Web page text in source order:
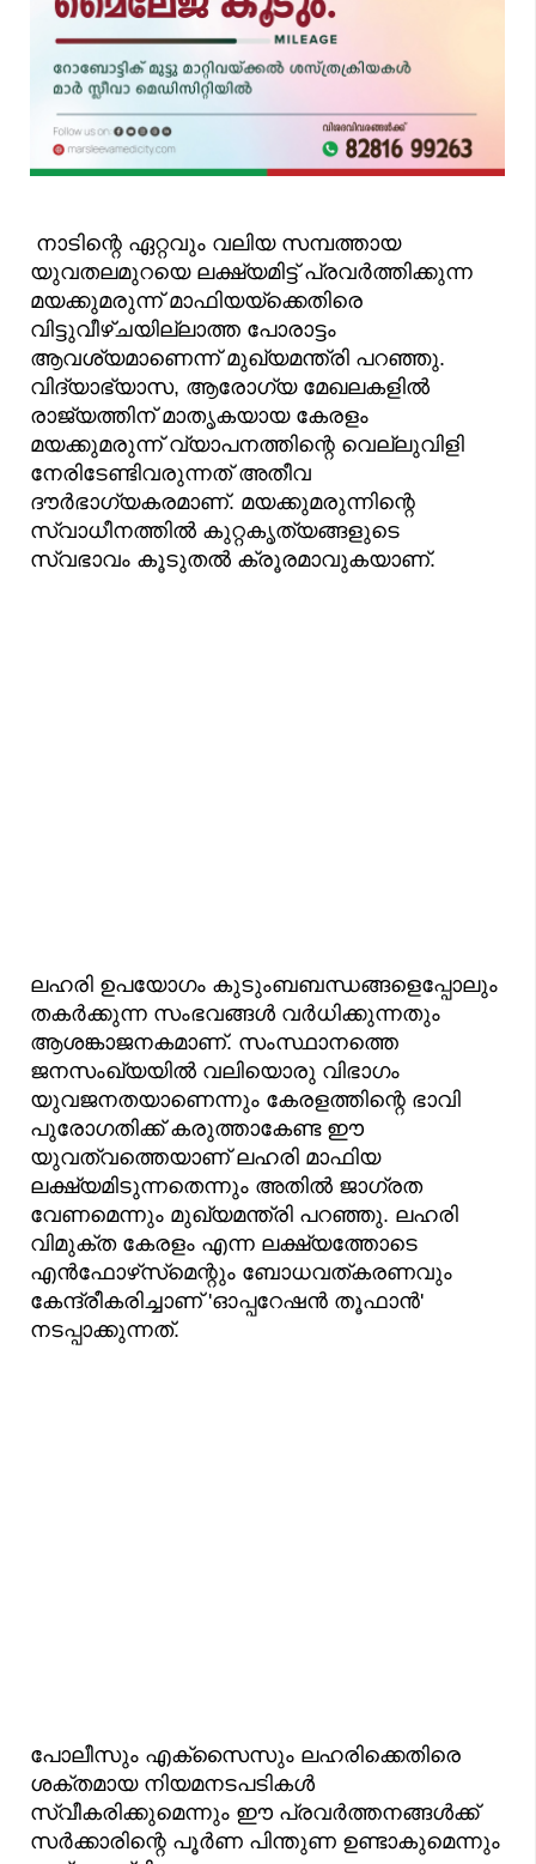
നാടിന്റെ ഏറ്റവും വലിയ സമ്പത്തായ
യുവതലമുറയെ ലക്ഷ്യമിട്ട് പ്രവർത്തിക്കുന്ന
മയക്കുമരുന്ന് മാഫിയയ്ക്കെതിരെ
വിട്ടുവീഴ്ചയില്ലാത്ത പോരാട്ടം
ആവശ്യമാണെന്ന് മുഖ്യമന്ത്രി പറഞ്ഞു.
വിദ്യാഭ്യാസ, ആരോഗ്യ മേഖലകളിൽ
രാജ്യത്തിന് മാതൃകയായ കേരളം
മയക്കുമരുന്ന് വ്യാപനത്തിന്റെ വെല്ലുവിളി
നേരിടേണ്ടിവരുന്നത് അതീവ
ദൗർഭാഗ്യകരമാണ്. മയക്കുമരുന്നിന്റെ
സ്വാധീനത്തിൽ കുറ്റകൃത്യങ്ങളുടെ
സ്വഭാവം കൂടുതൽ ക്രൂരമാവുകയാണ്.
ലഹരി ഉപയോഗം കുടുംബബന്ധങ്ങളെപ്പോലും
തകർക്കുന്ന സംഭവങ്ങൾ വർധിക്കുന്നതും
ആശങ്കാജനകമാണ്. സംസ്ഥാനത്തെ
ജനസംഖ്യയിൽ വലിയൊരു വിഭാഗം
യുവജനതയാണെന്നും കേരളത്തിന്റെ ഭാവി
പുരോഗതിക്ക് കരുത്താകേണ്ട ഈ
യുവത്വത്തെയാണ് ലഹരി മാഫിയ
ലക്ഷ്യമിടുന്നതെന്നും അതിൽ ജാഗ്രത
വേണമെന്നും മുഖ്യമന്ത്രി പറഞ്ഞു. ലഹരി
വിമുക്ത കേരളം എന്ന ലക്ഷ്യത്തോടെ
എൻഫോഴ്‌സ്‌മെന്റും ബോധവത്കരണവും
കേന്ദ്രീകരിച്ചാണ് 'ഓപ്പറേഷൻ തൂഫാൻ'
നടപ്പാക്കുന്നത്.
പോലീസും എക്‌സൈസും ലഹരിക്കെതിരെ
ശക്തമായ നിയമനടപടികൾ
സ്വീകരിക്കുമെന്നും ഈ പ്രവർത്തനങ്ങൾക്ക്
സർക്കാരിന്റെ പൂർണ പിന്തുണ ഉണ്ടാകുമെന്നും